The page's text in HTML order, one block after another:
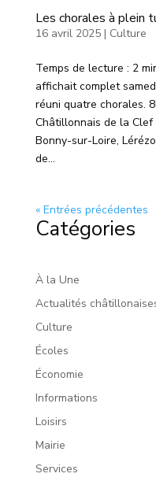
Les chorales à plein
16 avril 2025| Culture
Temps de lecture : 2
affichait complet
réuni quatre chorales.
Châtillonnais de la Clef
Bonny-sur-Loire,
de...
« Entrées précédentes
Catégories
À la Une
Actualités
Culture
Écoles
Économie
Informations
Loisirs
Mairie
Services